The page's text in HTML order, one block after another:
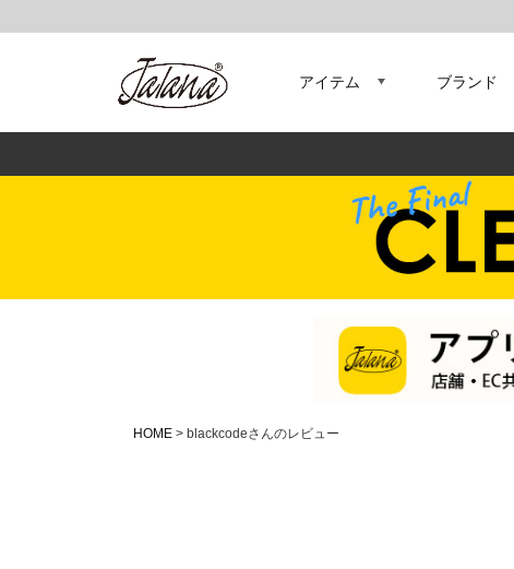
アイテム ブランド
HOME blackcodeさんのレビュー